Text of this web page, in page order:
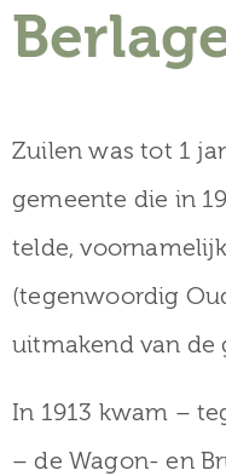
museum
Verhalen
over
Zuilen was tot 1
gemeente die in
telde,
(tegenwoordig
uitmakend van de
In 1913 kwam –
– de Wagon- en